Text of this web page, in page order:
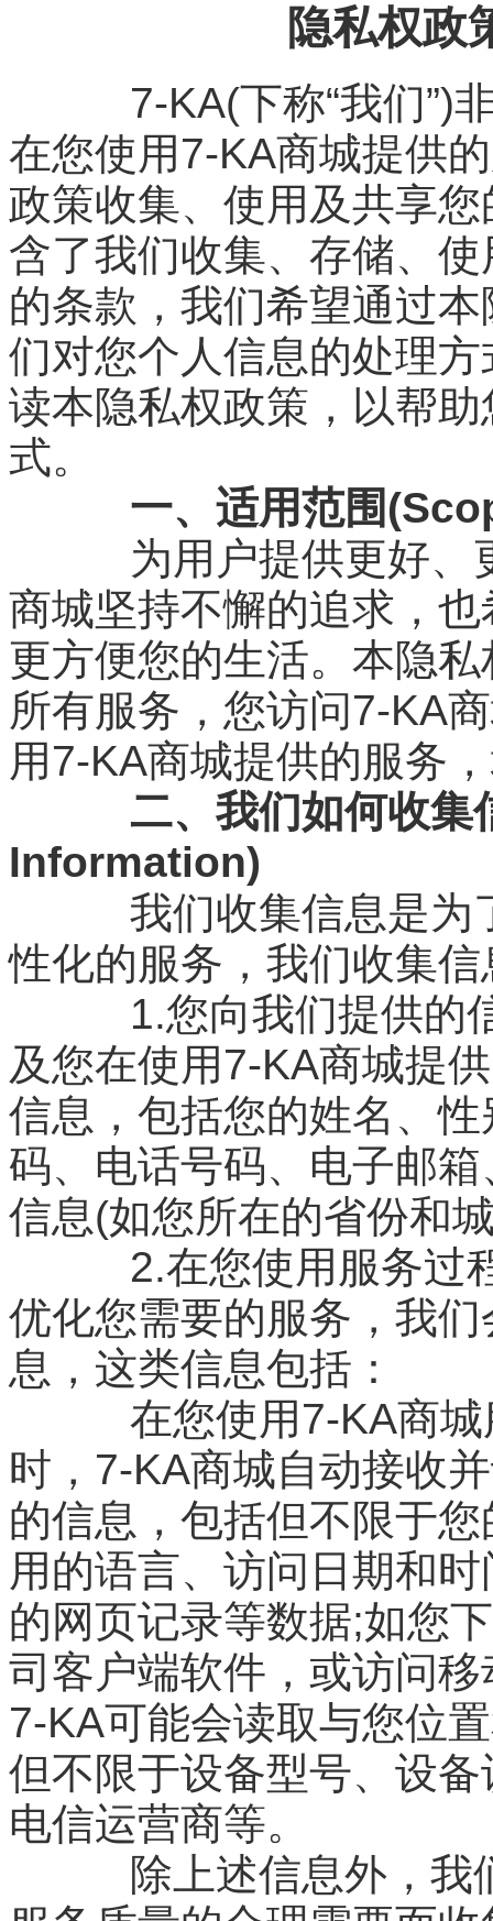
隐私权政
7-KA(下称“我们”)非
在您使用7-KA商城提供
政策收集、使用及共享
含了我们收集、存储、
的条款，我们希望通过
们对您个人信息的处理
读本隐私权政策，以帮
式。
一、适用范围
为用户提供更好、
商城坚持不懈的追求，
更方便您的生活。本隐
所有服务，您访问7-KA
用7-KA商城提供的服务
二、我们如何收
Information)
我们收集信息是为
性化的服务，我们收集
1.您向我们提供的信
及您在使用7-KA商城提
信息，包括您的姓名、
码、电话号码、电子邮
信息(如您所在的省份和
2.在您使用服务过程
优化您需要的服务，我
息，这类信息包括：
在您使用7-KA商城
时，7-KA商城自动接收
的信息，包括但不限于
用的语言、访问日期和
的网页记录等数据;如您
司客户端软件，或访问
7-KA可能会读取与您位
但不限于设备型号、设
电信运营商等。
除上述信息外，我